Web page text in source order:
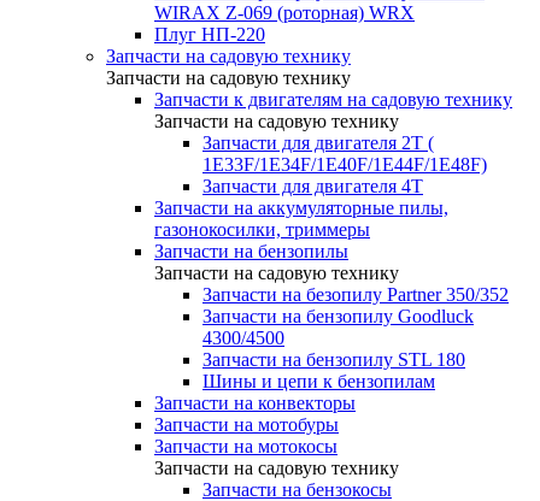
WIRAX Z-069 (роторная) WRX
Плуг НП-220
Запчасти на садовую технику
Запчасти на садовую технику
Запчасти к двигателям на садовую технику
Запчасти на садовую технику
Запчасти для двигателя 2Т (
1Е33F/1E34F/1Е40F/1E44F/1Е48F)
Запчасти для двигателя 4Т
Запчасти на аккумуляторные пилы,
газонокосилки, триммеры
Запчасти на бензопилы
Запчасти на садовую технику
Запчасти на безопилу Partner 350/352
Запчасти на бензопилу Goodluck
4300/4500
Запчасти на бензопилу STL 180
Шины и цепи к бензопилам
Запчасти на конвекторы
Запчасти на мотобуры
Запчасти на мотокосы
Запчасти на садовую технику
Запчасти на бензокосы